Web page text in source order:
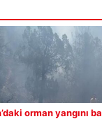
orman yangını